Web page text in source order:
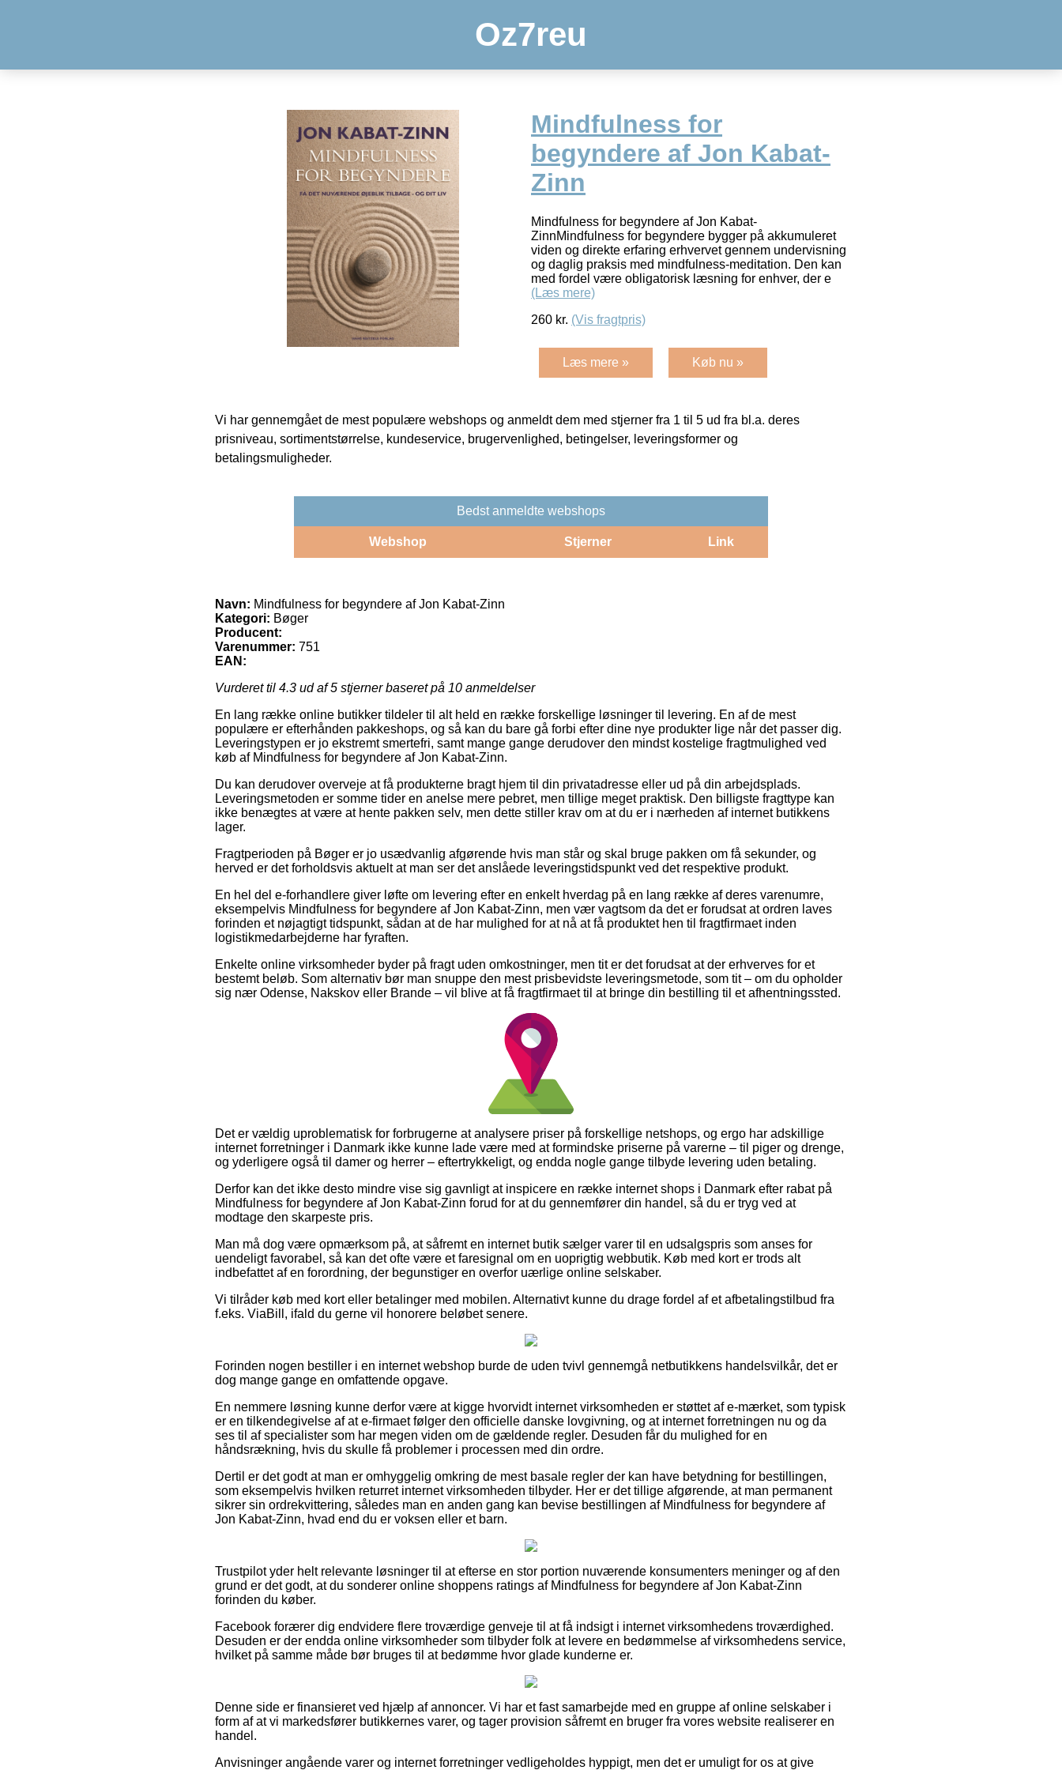
Oz7reu
Mindfulness for
begyndere af Jon Kabat-
Zinn
Mindfulness for begyndere af Jon Kabat-
ZinnMindfulness for begyndere bygger på akkumuleret
viden og direkte erfaring erhvervet gennem undervisning
og daglig praksis med mindfulness-meditation. Den kan
med fordel være obligatorisk læsning for enhver, der e
(Læs mere)
260 kr. (Vis fragtpris)
Læs mere » Køb nu »
Vi har gennemgået de mest populære webshops og anmeldt dem med stjerner fra 1 til 5 ud fra bl.a. deres
prisniveau, sortimentstørrelse, kundeservice, brugervenlighed, betingelser, leveringsformer og
betalingsmuligheder.
Bedst anmeldte webshops
Webshop Stjerner Link
Navn: Mindfulness for begyndere af Jon Kabat-Zinn
Kategori: Bøger
Producent:
Varenummer: 751
EAN:
Vurderet til 4.3 ud af 5 stjerner baseret på 10 anmeldelser
En lang række online butikker tildeler til alt held en række forskellige løsninger til levering. En af de mest
populære er efterhånden pakkeshops, og så kan du bare gå forbi efter dine nye produkter lige når det passer dig.
Leveringstypen er jo ekstremt smertefri, samt mange gange derudover den mindst kostelige fragtmulighed ved
køb af Mindfulness for begyndere af Jon Kabat-Zinn.
Du kan derudover overveje at få produkterne bragt hjem til din privatadresse eller ud på din arbejdsplads.
Leveringsmetoden er somme tider en anelse mere pebret, men tillige meget praktisk. Den billigste fragttype kan
ikke benægtes at være at hente pakken selv, men dette stiller krav om at du er i nærheden af internet butikkens
lager.
Fragtperioden på Bøger er jo usædvanlig afgørende hvis man står og skal bruge pakken om få sekunder, og
herved er det forholdsvis aktuelt at man ser det anslåede leveringstidspunkt ved det respektive produkt.
En hel del e-forhandlere giver løfte om levering efter en enkelt hverdag på en lang række af deres varenumre,
eksempelvis Mindfulness for begyndere af Jon Kabat-Zinn, men vær vagtsom da det er forudsat at ordren laves
forinden et nøjagtigt tidspunkt, sådan at de har mulighed for at nå at få produktet hen til fragtfirmaet inden
logistikmedarbejderne har fyraften.
Enkelte online virksomheder byder på fragt uden omkostninger, men tit er det forudsat at der erhverves for et
bestemt beløb. Som alternativ bør man snuppe den mest prisbevidste leveringsmetode, som tit – om du opholder
sig nær Odense, Nakskov eller Brande – vil blive at få fragtfirmaet til at bringe din bestilling til et afhentningssted.
Det er vældig uproblematisk for forbrugerne at analysere priser på forskellige netshops, og ergo har adskillige
internet forretninger i Danmark ikke kunne lade være med at formindske priserne på varerne – til piger og drenge,
og yderligere også til damer og herrer – eftertrykkeligt, og endda nogle gange tilbyde levering uden betaling.
Derfor kan det ikke desto mindre vise sig gavnligt at inspicere en række internet shops i Danmark efter rabat på
Mindfulness for begyndere af Jon Kabat-Zinn forud for at du gennemfører din handel, så du er tryg ved at
modtage den skarpeste pris.
Man må dog være opmærksom på, at såfremt en internet butik sælger varer til en udsalgspris som anses for
uendeligt favorabel, så kan det ofte være et faresignal om en uoprigtig webbutik. Køb med kort er trods alt
indbefattet af en forordning, der begunstiger en overfor uærlige online selskaber.
Vi tilråder køb med kort eller betalinger med mobilen. Alternativt kunne du drage fordel af et afbetalingstilbud fra
f.eks. ViaBill, ifald du gerne vil honorere beløbet senere.
Forinden nogen bestiller i en internet webshop burde de uden tvivl gennemgå netbutikkens handelsvilkår, det er
dog mange gange en omfattende opgave.
En nemmere løsning kunne derfor være at kigge hvorvidt internet virksomheden er støttet af e-mærket, som typisk
er en tilkendegivelse af at e-firmaet følger den officielle danske lovgivning, og at internet forretningen nu og da
ses til af specialister som har megen viden om de gældende regler. Desuden får du mulighed for en
håndsrækning, hvis du skulle få problemer i processen med din ordre.
Dertil er det godt at man er omhyggelig omkring de mest basale regler der kan have betydning for bestillingen,
som eksempelvis hvilken returret internet virksomheden tilbyder. Her er det tillige afgørende, at man permanent
sikrer sin ordrekvittering, således man en anden gang kan bevise bestillingen af Mindfulness for begyndere af
Jon Kabat-Zinn, hvad end du er voksen eller et barn.
Trustpilot yder helt relevante løsninger til at efterse en stor portion nuværende konsumenters meninger og af den
grund er det godt, at du sonderer online shoppens ratings af Mindfulness for begyndere af Jon Kabat-Zinn
forinden du køber.
Facebook forærer dig endvidere flere troværdige genveje til at få indsigt i internet virksomhedens troværdighed.
Desuden er der endda online virksomheder som tilbyder folk at levere en bedømmelse af virksomhedens service,
hvilket på samme måde bør bruges til at bedømme hvor glade kunderne er.
Denne side er finansieret ved hjælp af annoncer. Vi har et fast samarbejde med en gruppe af online selskaber i
form af at vi markedsfører butikkernes varer, og tager provision såfremt en bruger fra vores website realiserer en
handel.
Anvisninger angående varer og internet forretninger vedligeholdes hyppigt, men det er umuligt for os at give